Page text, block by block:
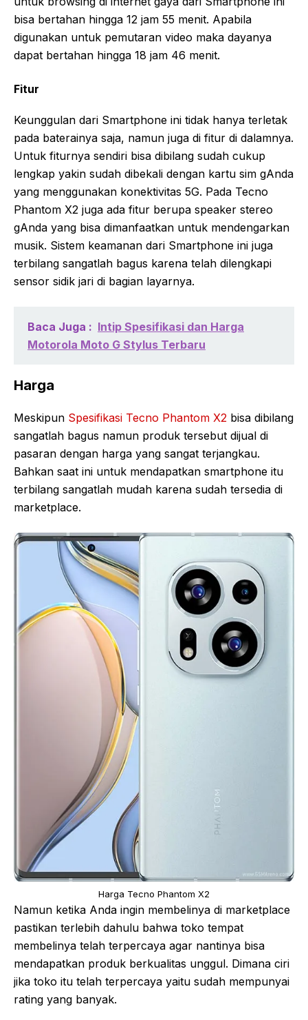
bisa bertahan hingga 12 jam 55 menit. Apabila
digunakan untuk pemutaran video maka dayanya
dapat bertahan hingga 18 jam 46 menit.
Fitur
Keunggulan dari Smartphone ini tidak hanya terletak
pada baterainya saja, namun juga di fitur di dalamnya.
Untuk fiturnya sendiri bisa dibilang sudah cukup
lengkap yakin sudah dibekali dengan kartu sim gAnda
yang menggunakan konektivitas 5G. Pada Tecno
Phantom X2 juga ada fitur berupa speaker stereo
gAnda yang bisa dimanfaatkan untuk mendengarkan
musik. Sistem keamanan dari Smartphone ini juga
terbilang sangatlah bagus karena telah dilengkapi
sensor sidik jari di bagian layarnya.
Baca Juga : Intip Spesifikasi dan Harga
Motorola Moto G Stylus Terbaru
Harga
Meskipun Spesifikasi Tecno Phantom X2 bisa dibilang
sangatlah bagus namun produk tersebut dijual di
pasaran dengan harga yang sangat terjangkau.
Bahkan saat ini untuk mendapatkan smartphone itu
terbilang sangatlah mudah karena sudah tersedia di
marketplace.
Harga Tecno Phantom X2
Namun ketika Anda ingin membelinya di marketplace
pastikan terlebih dahulu bahwa toko tempat
membelinya telah terpercaya agar nantinya bisa
mendapatkan produk berkualitas unggul. Dimana ciri
jika toko itu telah terpercaya yaitu sudah mempunyai
rating yang banyak.